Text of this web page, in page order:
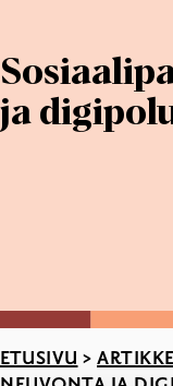
ja
ETUSIVU >